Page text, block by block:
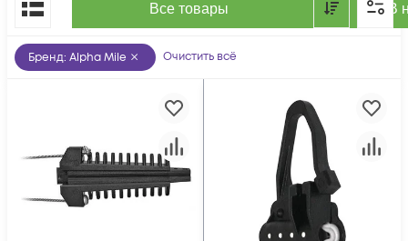
Все товары В
По популярности
Бренд: Alpha Mile Очистить всё